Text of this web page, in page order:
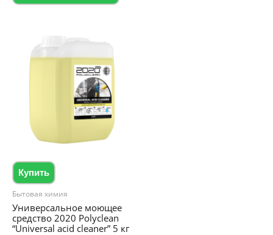
Купить
Бытовая химия
Универсальное моющее
средство 2020 Polyclean
“Universal acid cleaner” 5 кг